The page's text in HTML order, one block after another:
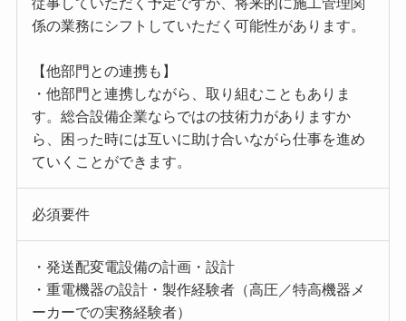
従事していただく予定ですが、将来的に施工管理関
係の業務にシフトしていただく可能性があります。
【他部門との連携も】
・他部門と連携しながら、取り組むこともありま
す。総合設備企業ならではの技術力がありますか
ら、困った時には互いに助け合いながら仕事を進め
ていくことができます。
必須要件
・発送配変電設備の計画・設計
・重電機器の設計・製作経験者（高圧／特高機器メ
ーカーでの実務経験者）